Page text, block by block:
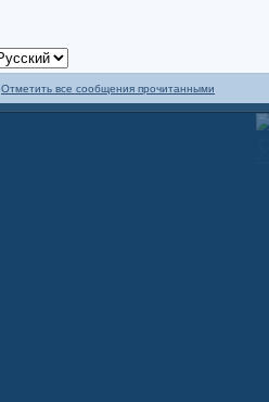
Отметить все сообщения прочитанными